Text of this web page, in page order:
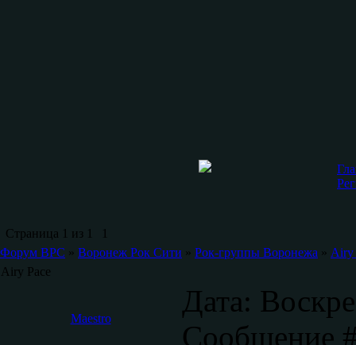
Страница 1 из 1
1
Форум ВРС » Воронеж Рок Сити » Рок-группы Воронежа » Airy
Airy Pace
Maestro
Дата:
Сообщение